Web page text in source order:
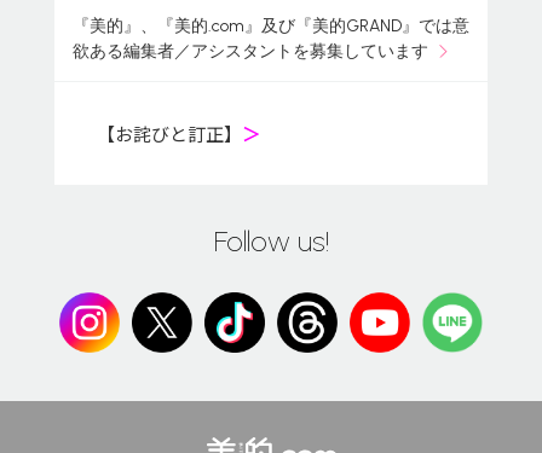
『美的』、『美的.com』及び『美的GRAND』では意
欲ある編集者／アシスタントを募集しています
【お詫びと訂正】 ＞
Follow us!